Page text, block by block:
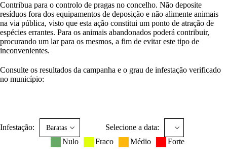
Contribua para o controlo de pragas no concelho. Não deposite
resíduos fora dos equipamentos de deposição e não alimente animais
na via pública, visto que esta ação constitui um ponto de atração de
espécies errantes. Para os animais abandonados poderá contribuir,
procurando um lar para os mesmos, a fim de evitar este tipo de
inconvenientes.
Consulte os resultados da campanha e o grau de infestação verificado
no município:
Infestação:
Selecione a data:
Nulo
Fraco Médio Forte